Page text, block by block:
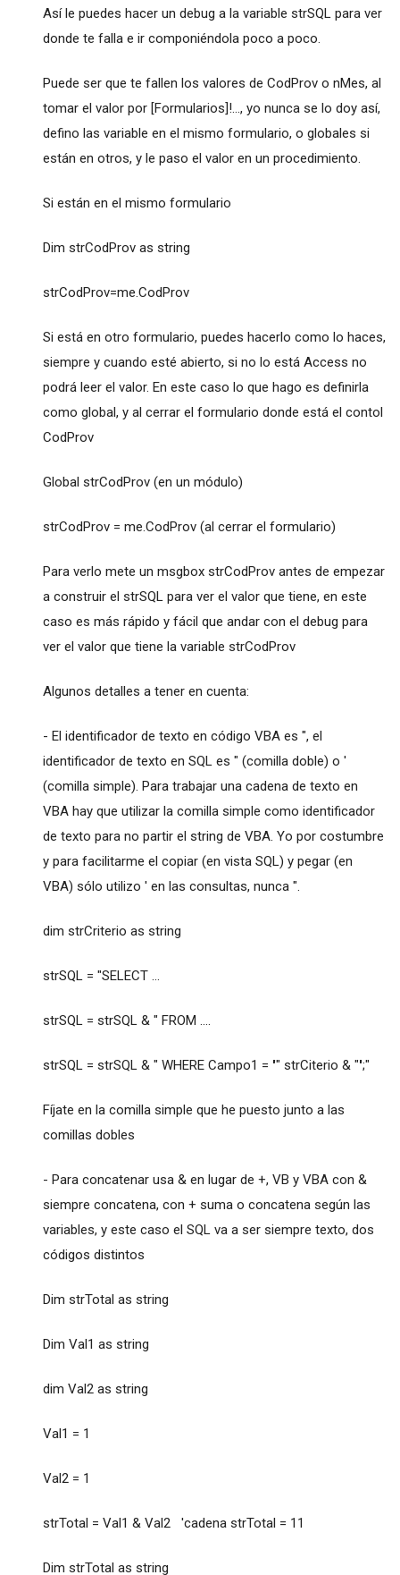
Así le puedes hacer un debug a la variable strSQL para ver
donde te falla e ir componiéndola poco a poco.
Puede ser que te fallen los valores de CodProv o nMes, al
tomar el valor por [Formularios]!..., yo nunca se lo doy así,
defino las variable en el mismo formulario, o globales si
están en otros, y le paso el valor en un procedimiento.
Si están en el mismo formulario
Dim strCodProv as string
strCodProv=me.CodProv
Si está en otro formulario, puedes hacerlo como lo haces,
siempre y cuando esté abierto, si no lo está Access no
podrá leer el valor. En este caso lo que hago es definirla
como global, y al cerrar el formulario donde está el contol
CodProv
Global strCodProv (en un módulo)
strCodProv = me.CodProv (al cerrar el formulario)
Para verlo mete un msgbox strCodProv antes de empezar
a construir el strSQL para ver el valor que tiene, en este
caso es más rápido y fácil que andar con el debug para
ver el valor que tiene la variable strCodProv
Algunos detalles a tener en cuenta:
- El identificador de texto en código VBA es ", el
identificador de texto en SQL es " (comilla doble) o '
(comilla simple). Para trabajar una cadena de texto en
VBA hay que utilizar la comilla simple como identificador
de texto para no partir el string de VBA. Yo por costumbre
y para facilitarme el copiar (en vista SQL) y pegar (en
VBA) sólo utilizo ' en las consultas, nunca ".
dim strCriterio as string
strSQL = "SELECT ...
strSQL = strSQL & " FROM ....
strSQL = strSQL & " WHERE Campo1 = '" strCiterio & "';"
Fíjate en la comilla simple que he puesto junto a las
comillas dobles
- Para concatenar usa & en lugar de +, VB y VBA con &
siempre concatena, con + suma o concatena según las
variables, y este caso el SQL va a ser siempre texto, dos
códigos distintos
Dim strTotal as string
Dim Val1 as string
dim Val2 as string
Val1 = 1
Val2 = 1
strTotal = Val1 & Val2 'cadena strTotal = 11
Dim strTotal as string